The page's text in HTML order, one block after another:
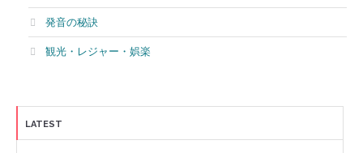
発音の秘訣
観光・レジャー・娯楽
LATEST